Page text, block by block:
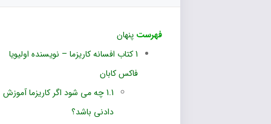
پنهان
کتاب افسانه کاریزما – نویسنده اولیویا
فاکس کابان
چه می شود اگر کاریزما آموزش
دادنی باشد؟